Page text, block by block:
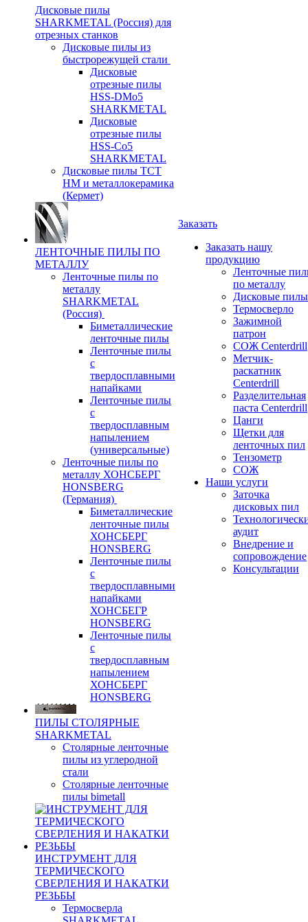
Дисковые пилы
SHARKMETAL (Россия) для
отрезных станков
Дисковые пилы из
быстрорежущей стали
Дисковые
отрезные пилы
HSS-DMo5
SHARKMETAL
Дисковые
отрезные пилы
HSS-Co5
SHARKMETAL
Дисковые пилы ТСТ
НМ и металлокерамика
(Кермет)
ЛЕНТОЧНЫЕ ПИЛЫ ПО
МЕТАЛЛУ
Ленточные пилы по
металлу
SHARKMETAL
(Россия)
Биметаллические
ленточные пилы
Ленточные пилы
с
твердосплавными
напайками
Ленточные пилы
с
твердосплавным
напылением
(универсальные)
Ленточные пилы по
металлу ХОНСБЕРГ
HONSBERG
(Германия)
Биметаллические
ленточные пилы
ХОНСБЕРГ
HONSBERG
Ленточные пилы
с
твердосплавными
напайками
ХОНСБЕГР
HONSBERG
Ленточные пилы
с
твердосплавным
напылением
ХОНСБЕРГ
HONSBERG
ПИЛЫ СТОЛЯРНЫЕ
SHARKMETAL
Столярные ленточные
пилы из углеродной
стали
Столярные ленточные
пилы bimetall
ИНСТРУМЕНТ ДЛЯ
ТЕРМИЧЕСКОГО
СВЕРЛЕНИЯ И НАКАТКИ
РЕЗЬБЫ
Термосверла
Заказать
Заказать нашу
продукцию
Ленточные
по металлу
Дисковые пилы
Термосверло
Зажимной
патрон
СОЖ Centerdrill
Метчик-
раскатник
Centerdrill
Разделительная
паста Centerdrill
Цанги
Щетки для
ленточных пил
Тензометр
СОЖ
Наши услуги
Заточка
дисковых пил
аудит
Внедрение и
сопровождение
Консультации